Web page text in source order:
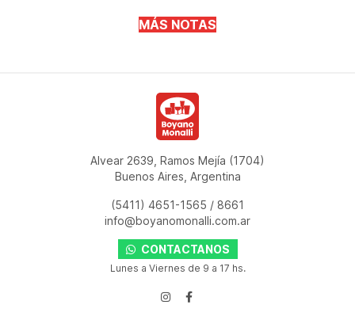
MÁS NOTAS
Alvear 2639, Ramos Mejía (1704)
Buenos Aires, Argentina
(5411) 4651-1565 / 8661
info@boyanomonalli.com.ar
CONTACTANOS
Lunes a Viernes de 9 a 17 hs.